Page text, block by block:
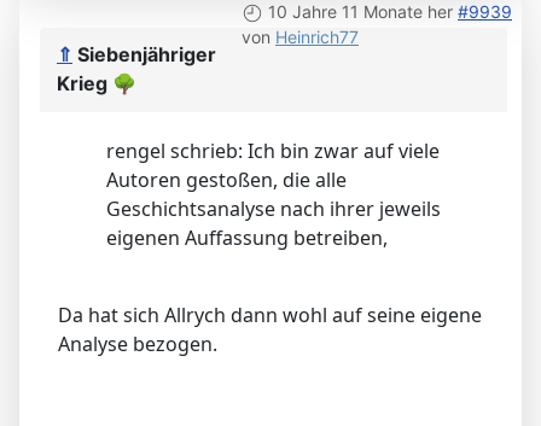
10 Jahre 11 Monate her #9939
von Heinrich77
⇑ Siebenjähriger
Krieg 🌳
rengel schrieb: Ich bin zwar auf viele
Autoren gestoßen, die alle
Geschichtsanalyse nach ihrer jeweils
eigenen Auffassung betreiben,
Da hat sich Allrych dann wohl auf seine eigene
Analyse bezogen.